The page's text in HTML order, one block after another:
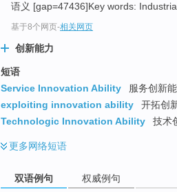
语义 [gap=47436]Key words:
基于8个网页-相关网页
创新能力
短语
Service Innovation Ability
服务创新
exploiting innovation ability
开拓创
Technologic Innovation Ability
技术
更多网络短语
双语例句 权威例句